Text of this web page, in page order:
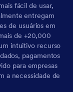
fácil de usar,
entregam
de usuários em
de +20,000
intuitivo recurso
pagamentos
para empresas
a necessidade de